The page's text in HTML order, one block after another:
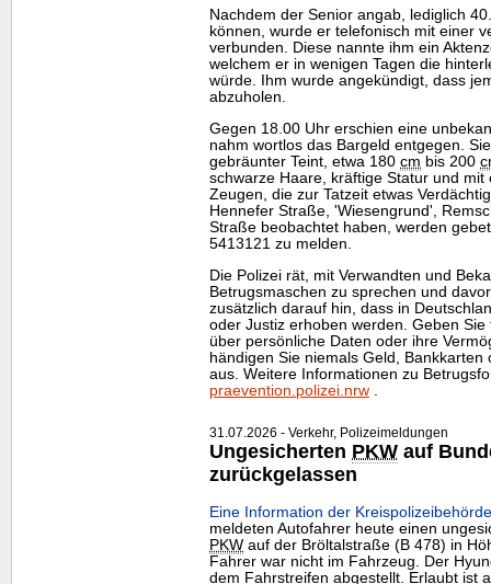
Nachdem der Senior angab, lediglich
können, wurde er telefonisch mit einer
verbunden. Diese nannte ihm ein
welchem er in wenigen Tagen die
würde. Ihm wurde angekündigt, dass
abzuholen.
Gegen 18.00 Uhr erschien eine
nahm wortlos das Bargeld entgegen.
gebräunter Teint, etwa 180 cm bis 200
schwarze Haare, kräftige Statur und
Zeugen, die zur Tatzeit etwas
Hennefer Straße, 'Wiesengrund',
Straße beobachtet haben, werden
5413121 zu melden.
Die Polizei rät, mit Verwandten und
Betrugsmaschen zu sprechen und
zusätzlich darauf hin, dass in
oder Justiz erhoben werden. Geben
über persönliche Daten oder ihre
händigen Sie niemals Geld,
aus. Weitere Informationen zu
praevention.polizei.nrw .
31.07.2026 - Verkehr, Polizeimeldungen
Ungesicherten PKW auf
zurückgelassen
Eine Information der
meldeten Autofahrer heute einen
PKW auf der Bröltalstraße (B 478) in
Fahrer war nicht im Fahrzeug. Der
dem Fahrstreifen abgestellt. Erlaubt ist